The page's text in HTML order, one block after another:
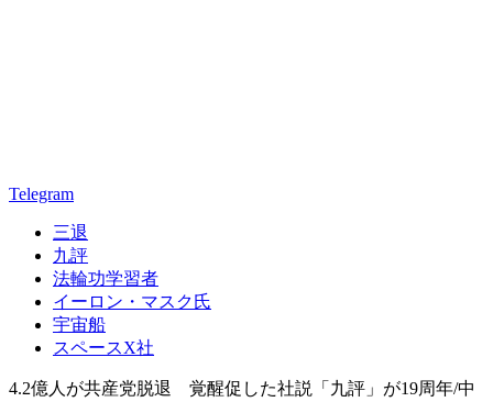
Telegram
三退
九評
法輪功学習者
イーロン・マスク氏
宇宙船
スペースX社
4.2億人が共産党脱退 覚醒促した社説「九評」が19周年/中